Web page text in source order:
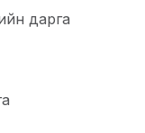
дарга